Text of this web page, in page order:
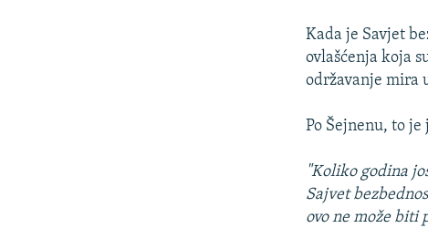
Kada je Savjet
ovlašćenja koja
održavanje mira
Po Šejnenu, to
"Koliko godina
Sajvet
ovo ne može biti